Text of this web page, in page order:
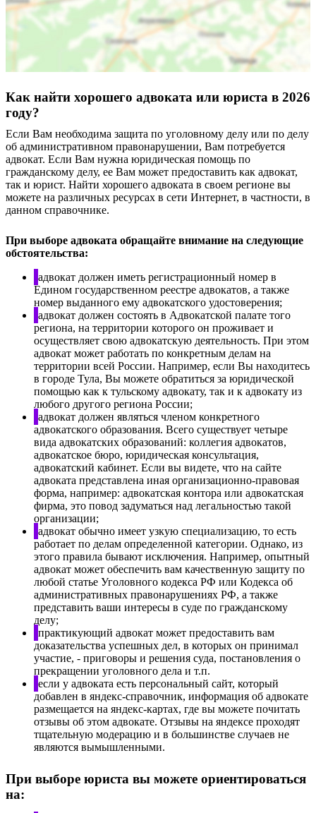
Как найти хорошего адвоката или юриста в 2026
году?
Если Вам необходима защита по уголовному делу или по делу
об административном правонарушении, Вам потребуется
адвокат. Если Вам нужна юридическая помощь по
гражданскому делу, ее Вам может предоставить как адвокат,
так и юрист. Найти хорошего адвоката в своем регионе вы
можете на различных ресурсах в сети Интернет, в частности, в
данном справочнике.
При выборе адвоката обращайте внимание на следующие
обстоятельства:
адвокат должен иметь регистрационный номер в
Едином государственном реестре адвокатов, а также
номер выданного ему адвокатского удостоверения;
адвокат должен состоять в Адвокатской палате того
региона, на территории которого он проживает и
осуществляет свою адвокатскую деятельность. При этом
адвокат может работать по конкретным делам на
территории всей России. Например, если Вы находитесь
в городе Тула, Вы можете обратиться за юридической
помощью как к тульскому адвокату, так и к адвокату из
любого другого региона России;
адвокат должен являться членом конкретного
адвокатского образования. Всего существует четыре
вида адвокатских образований: коллегия адвокатов,
адвокатское бюро, юридическая консультация,
адвокатский кабинет. Если вы видете, что на сайте
адвоката представлена иная организационно-правовая
форма, например: адвокатская контора или адвокатская
фирма, это повод задуматься над легальностью такой
организации;
адвокат обычно имеет узкую специализацию, то есть
работает по делам определенной категории. Однако, из
этого правила бывают исключения. Например, опытный
адвокат может обеспечить вам качественную защиту по
любой статье Уголовного кодекса РФ или Кодекса об
административных правонарушениях РФ, а также
представить ваши интересы в суде по гражданскому
делу;
практикующий адвокат может предоставить вам
доказательства успешных дел, в которых он принимал
участие, - приговоры и решения суда, постановления о
прекращении уголовного дела и т.п.
если у адвоката есть персональный сайт, который
добавлен в яндекс-справочник, информация об адвокате
размещается на яндекс-картах, где вы можете почитать
отзывы об этом адвокате. Отзывы на яндексе проходят
тщательную модерацию и в большинстве случаев не
являются вымышленными.
При выборе юриста вы можете ориентироваться
на: